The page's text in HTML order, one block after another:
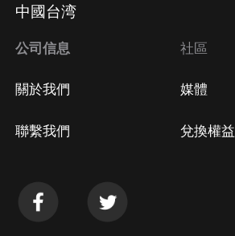
中國台湾
公司信息
關於我們
聯繫我們
社區
媒體
兌換權益